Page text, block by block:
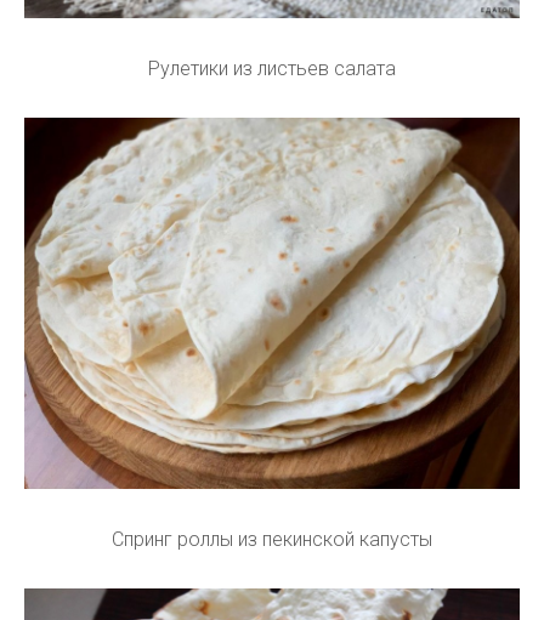
Рулетики из листьев салата
Спринг роллы из пекинской капусты